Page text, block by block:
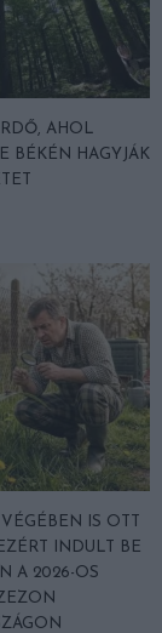
AHOL
BÉKÉN HAGYJÁK
IS OTT
INDULT BE
A 2026-OS